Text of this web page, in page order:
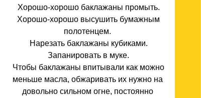
Хорошо-хорошо баклажаны промыть.
Хорошо-хорошо высушить бумажным
полотенцем.
Нарезать баклажаны кубиками.
Запанировать в муке.
Чтобы баклажаны впитывали как можно
меньше масла, обжаривать их нужно на
довольно сильном огне, постоянно